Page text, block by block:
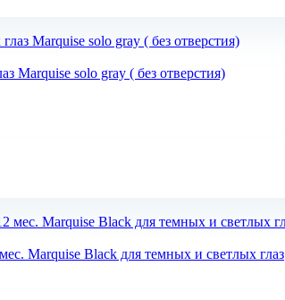
Marquise solo gray ( без отверстия)
Marquise Black для темных и светлых глаз